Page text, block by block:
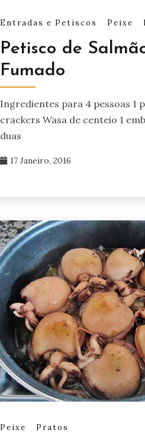
Entradas e Petiscos Peixe
Petisco de
Fumado
Ingredientes para 4 pessoas 1
crackers Wasa de centeio 1
duas
17 Janeiro, 2016
Peixe Pratos